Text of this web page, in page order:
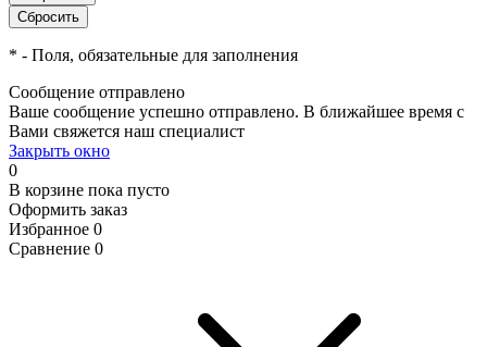
* - Поля, обязательные для заполнения
Сообщение отправлено
Ваше сообщение успешно отправлено. В ближайшее время с
Вами свяжется наш специалист
Закрыть окно
0
В корзине пока пусто
Оформить заказ
Избранное 0
Сравнение 0